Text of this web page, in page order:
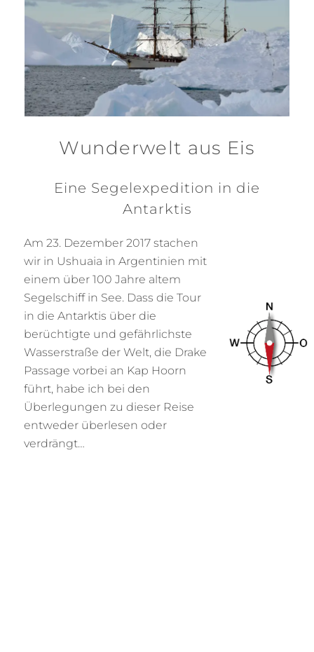
Wunderwelt aus Eis
Eine Segelexpedition in die
Antarktis
Am 23. Dezember 2017 stachen
wir in Ushuaia in Argentinien mit
einem über 100 Jahre altem
Segelschiff in See. Dass die Tour
in die Antarktis über die
berüchtigte und gefährlichste
Wasserstraße der Welt, die Drake
Passage vorbei an Kap Hoorn
führt, habe ich bei den
Überlegungen zu dieser Reise
entweder überlesen oder
verdrängt…